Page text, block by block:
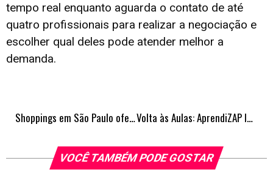
tempo real enquanto aguarda o contato de até
quatro profissionais para realizar a negociação e
escolher qual deles pode atender melhor a
demanda.
Shoppings em São Paulo oferecem sessões CineMaterna para mães, pais e bebês Volta às Aulas: AprendiZAP lança nova ferramenta gratuita para auxiliar professores da rede pública
VOCÊ TAMBÉM PODE GOSTAR